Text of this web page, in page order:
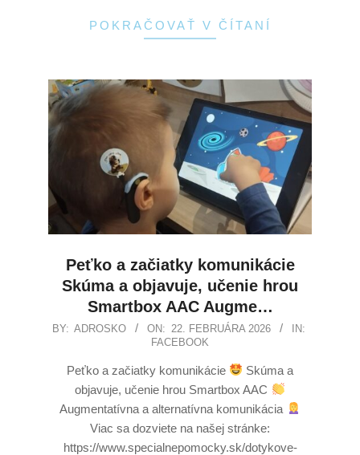
POKRAČOVAŤ V ČÍTANÍ
Peťko a začiatky komunikácie
Skúma a objavuje, učenie hrou
Smartbox AAC Augme…
BY: ADROSKO ON: 22. FEBRUÁRA 2026
IN:
FACEBOOK
Peťko a začiatky komunikácie
Skúma a
objavuje, učenie hrou Smartbox AAC
Augmentatívna a alternatívna komunikácia
Viac sa dozviete na našej stránke:
https://www.specialnepomocky.sk/dotykove-